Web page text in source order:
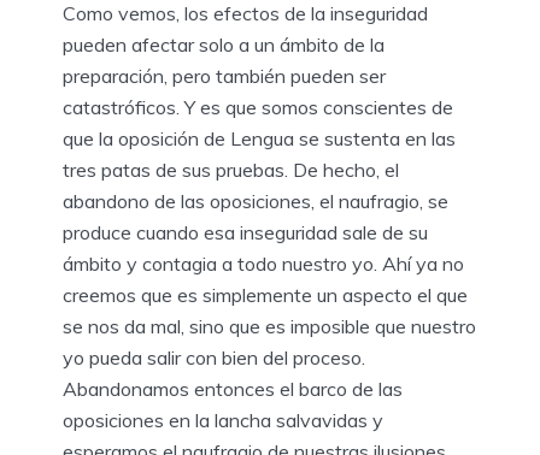
Como vemos, los efectos de la inseguridad
pueden afectar solo a un ámbito de la
preparación, pero también pueden ser
catastróficos. Y es que somos conscientes de
que la oposición de Lengua se sustenta en las
tres patas de sus pruebas. De hecho, el
abandono de las oposiciones, el naufragio, se
produce cuando esa inseguridad sale de su
ámbito y contagia a todo nuestro yo. Ahí ya no
creemos que es simplemente un aspecto el que
se nos da mal, sino que es imposible que nuestro
yo pueda salir con bien del proceso.
Abandonamos entonces el barco de las
oposiciones en la lancha salvavidas y